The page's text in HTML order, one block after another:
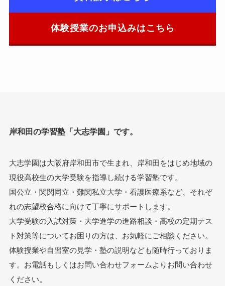
体験授業のお申込みはこちら
岸和田の学習塾「大志学園」です。
大志学園は大阪府岸和田市で生まれ、岸和田をはじめ地域の
現役高校生の大学受験を指導し続ける学習塾です。
国公立・関関同立・難関私立大学・看護医療系など、それぞ
れの志望校合格に向けて丁寧にサポートします。
大学受験の入試対策・大学進学の進路相談・高校の定期テス
ト対策等についてお困りの方は、お気軽にご相談ください。
体験授業や自習室の見学・塾の説明なども随時行っておりま
す。お電話もしくはお問い合わせフォームよりお問い合わせ
ください。